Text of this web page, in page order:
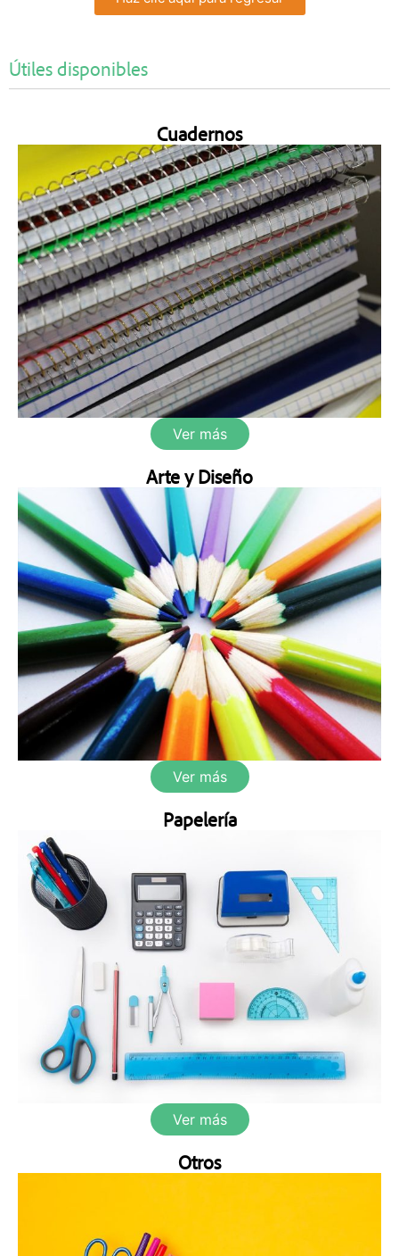
Útiles disponibles
Cuadernos
Ver más
Arte y Diseño
Ver más
Papelería
Ver más
Otros